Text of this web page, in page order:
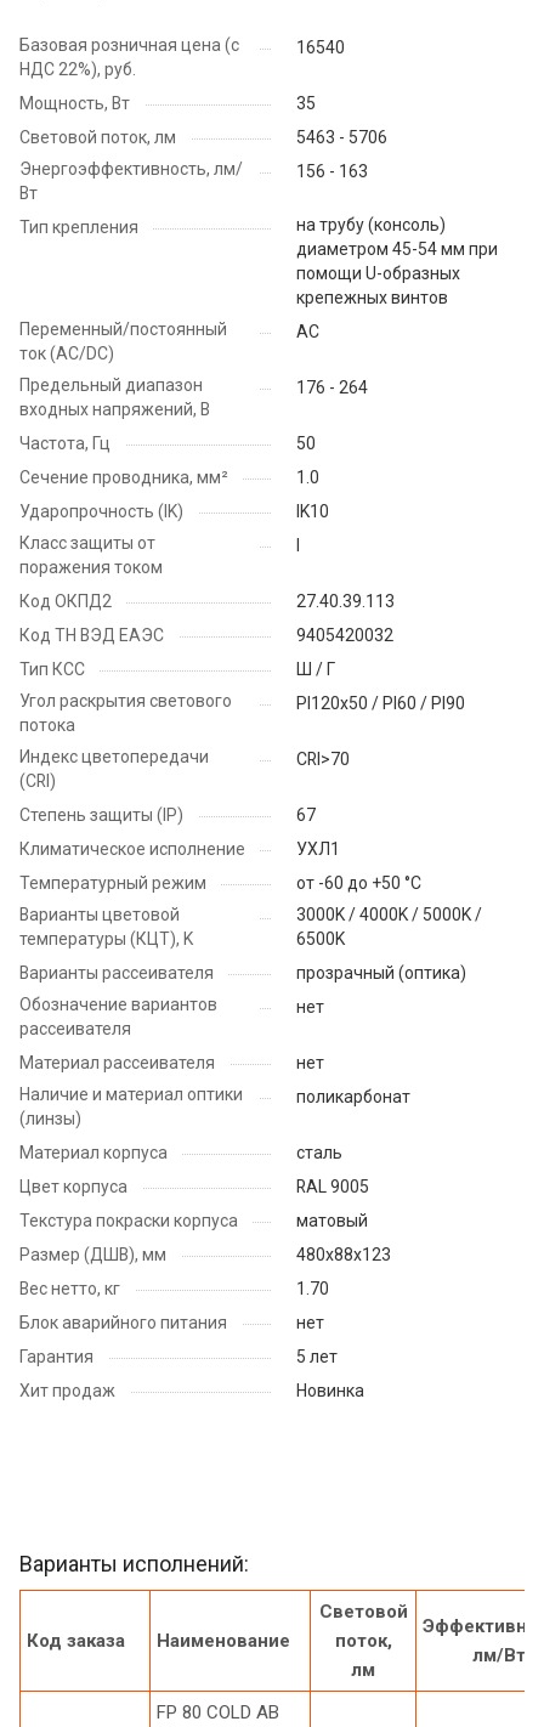
Базовая розничная цена (с
НДС 22%), руб.
16540
Мощность, Вт
35
Световой поток, лм
5463 - 5706
Энергоэффективность, лм/
Вт
156 - 163
Тип крепления
на трубу (консоль)
диаметром 45-54 мм при
помощи U-образных
крепежных винтов
Переменный/постоянный
ток (AC/DC)
AC
Предельный диапазон
входных напряжений, В
176 - 264
Частота, Гц
50
Сечение проводника, мм²
1.0
Ударопрочность (IK)
IK10
Класс защиты от
поражения током
Код ОКПД2
27.40.39.113
Код ТН ВЭД ЕАЭС
9405420032
Тип КСС
Ш / Г
Угол раскрытия светового
потока
PI120x50 / PI60 / PI90
Индекс цветопередачи
(CRI)
CRI>70
Степень защиты (IP)
67
Климатическое исполнение
УХЛ1
Температурный режим
от -60 до +50 °C
Варианты цветовой
температуры (КЦТ), K
3000K / 4000K / 5000K /
6500K
Варианты рассеивателя
прозрачный (оптика)
Обозначение вариантов
рассеивателя
нет
Материал рассеивателя
нет
Наличие и материал оптики
(линзы)
поликарбонат
Материал корпуса
сталь
Цвет корпуса
RAL 9005
Текстура покраски корпуса
матовый
Размер (ДШВ), мм
480x88x123
Вес нетто, кг
1.70
Блок аварийного питания
нет
Гарантия
5 лет
Хит продаж
Новинка
Варианты исполнений:
Код заказа Наименование
Световой
поток,
лм
лм/Вт
FP 80 COLD AB